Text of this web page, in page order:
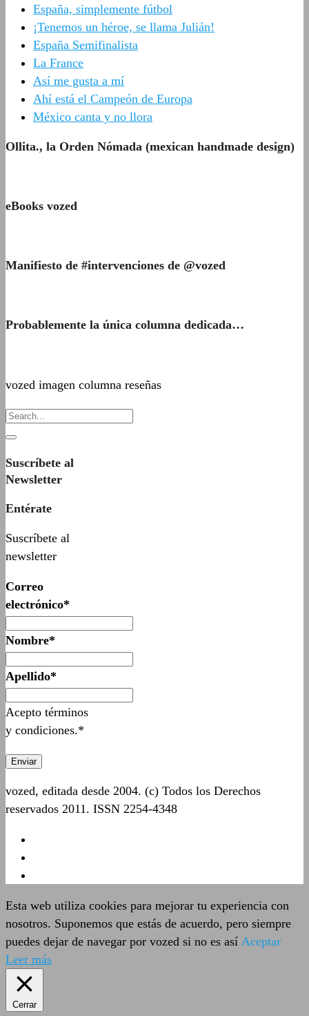
España, simplemente fútbol
¡Tenemos un héroe, se llama Julián!
España Semifinalista
La France
Así me gusta a mí
Ahí está el Campeón de Europa
México canta y no llora
Ollita., la Orden Nómada (mexican handmade design)
eBooks vozed
Manifiesto de #intervenciones de @vozed
Probablemente la única columna dedicada…
vozed imagen columna reseñas
Suscríbete al
Newsletter
Entérate
Suscríbete al
newsletter
Correo
electrónico*
Nombre*
Apellido*
Acepto términos
y condiciones.*
vozed, editada desde 2004. (c) Todos los Derechos
reservados 2011. ISSN 2254-4348
Esta web utiliza cookies para mejorar tu experiencia con
nosotros. Suponemos que estás de acuerdo, pero siempre
puedes dejar de navegar por vozed si no es así Aceptar
Leer más
Cerrar